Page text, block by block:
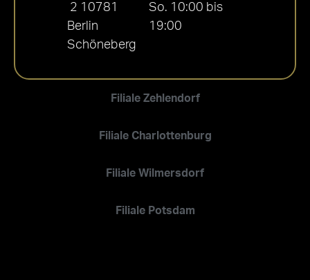
Filiale Zehlendorf
Filiale Charlottenburg
Filiale Wilmersdorf
Filiale Potsdam
2 10781
Berlin
Schöneberg
So. 10:00 bis
19:00